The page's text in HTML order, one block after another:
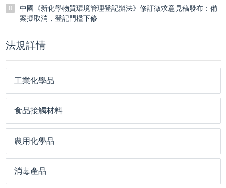
8
中國《新化學物質環境管理登記辦法》修訂徵求意見稿發布：備
案擬取消，登記門檻下修
法規詳情
工業化學品
食品接觸材料
農用化學品
消毒產品